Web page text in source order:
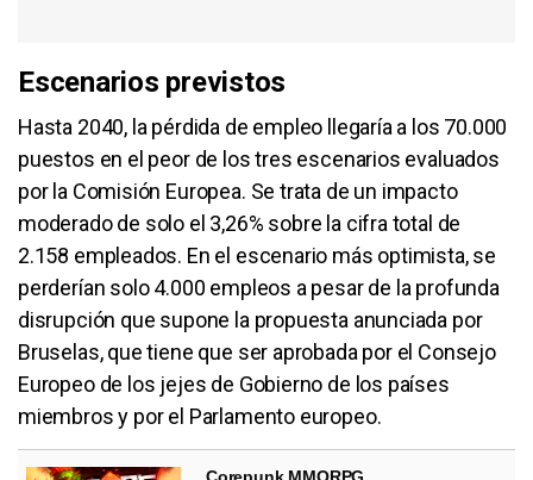
Escenarios previstos
Hasta 2040, la pérdida de empleo llegaría a los 70.000
puestos en el peor de los tres escenarios evaluados
por la Comisión Europea. Se trata de un impacto
moderado de solo el 3,26% sobre la cifra total de
2.158 empleados. En el escenario más optimista, se
perderían solo 4.000 empleos a pesar de la profunda
disrupción que supone la propuesta anunciada por
Bruselas, que tiene que ser aprobada por el Consejo
Europeo de los jejes de Gobierno de los países
miembros y por el Parlamento europeo.
Corepunk MMORPG